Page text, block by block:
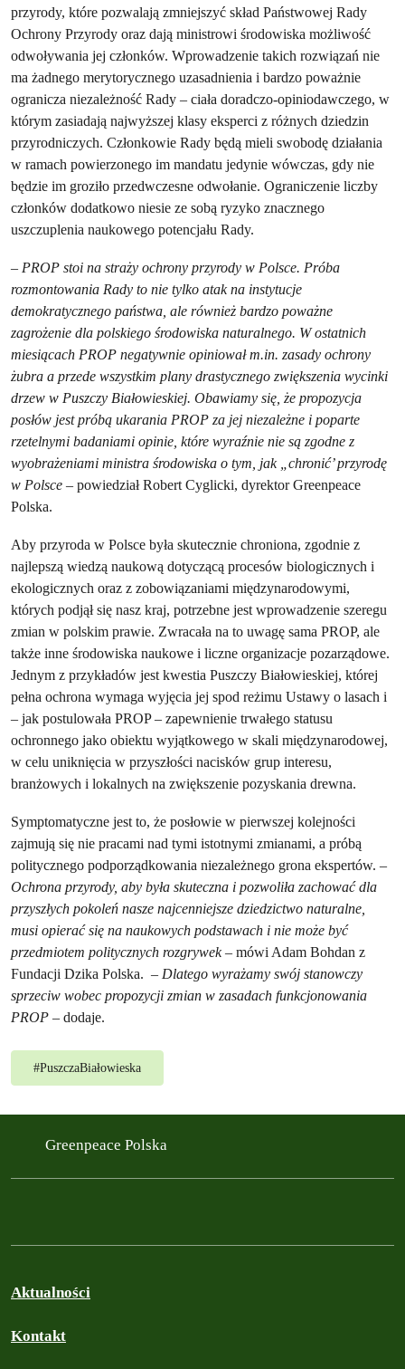
przyrody, które pozwalają zmniejszyć skład Państwowej Rady
Ochrony Przyrody oraz dają ministrowi środowiska możliwość
odwoływania jej członków. Wprowadzenie takich rozwiązań nie
ma żadnego merytorycznego uzasadnienia i bardzo poważnie
ogranicza niezależność Rady – ciała doradczo-opiniodawczego, w
którym zasiadają najwyższej klasy eksperci z różnych dziedzin
przyrodniczych. Członkowie Rady będą mieli swobodę działania
w ramach powierzonego im mandatu jedynie wówczas, gdy nie
będzie im groziło przedwczesne odwołanie. Ograniczenie liczby
członków dodatkowo niesie ze sobą ryzyko znacznego
uszczuplenia naukowego potencjału Rady.
– PROP stoi na straży ochrony przyrody w Polsce. Próba
rozmontowania Rady to nie tylko atak na instytucje
demokratycznego państwa, ale również bardzo poważne
zagrożenie dla polskiego środowiska naturalnego. W ostatnich
miesiącach PROP negatywnie opiniował m.in. zasady ochrony
żubra a przede wszystkim plany drastycznego zwiększenia wycinki
drzew w Puszczy Białowieskiej. Obawiamy się, że propozycja
posłów jest próbą ukarania PROP za jej niezależne i poparte
rzetelnymi badaniami opinie, które wyraźnie nie są zgodne z
wyobrażeniami ministra środowiska o tym, jak „chronić’ przyrodę
w Polsce – powiedział Robert Cyglicki, dyrektor Greenpeace
Polska.
Aby przyroda w Polsce była skutecznie chroniona, zgodnie z
najlepszą wiedzą naukową dotyczącą procesów biologicznych i
ekologicznych oraz z zobowiązaniami międzynarodowymi,
których podjął się nasz kraj, potrzebne jest wprowadzenie szeregu
zmian w polskim prawie. Zwracała na to uwagę sama PROP, ale
także inne środowiska naukowe i liczne organizacje pozarządowe.
Jednym z przykładów jest kwestia Puszczy Białowieskiej, której
pełna ochrona wymaga wyjęcia jej spod reżimu Ustawy o lasach i
– jak postulowała PROP – zapewnienie trwałego statusu
ochronnego jako obiektu wyjątkowego w skali międzynarodowej,
w celu uniknięcia w przyszłości nacisków grup interesu,
branżowych i lokalnych na zwiększenie pozyskania drewna.
Symptomatyczne jest to, że posłowie w pierwszej kolejności
zajmują się nie pracami nad tymi istotnymi zmianami, a próbą
politycznego podporządkowania niezależnego grona ekspertów. –
Ochrona przyrody, aby była skuteczna i pozwoliła zachować dla
przyszłych pokoleń nasze najcenniejsze dziedzictwo naturalne,
musi opierać się na naukowych podstawach i nie może być
przedmiotem politycznych rozgrywek– mówi Adam Bohdan z
Fundacji Dzika Polska. – Dlatego wyrażamy swój stanowczy
sprzeciw wobec propozycji zmian w zasadach funkcjonowania
PROP – dodaje.
#PuszczaBiałowieska
Greenpeace Polska
Aktualności
Kontakt